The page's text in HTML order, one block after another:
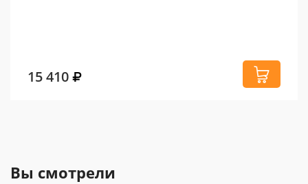
15 410
Вы смотрели